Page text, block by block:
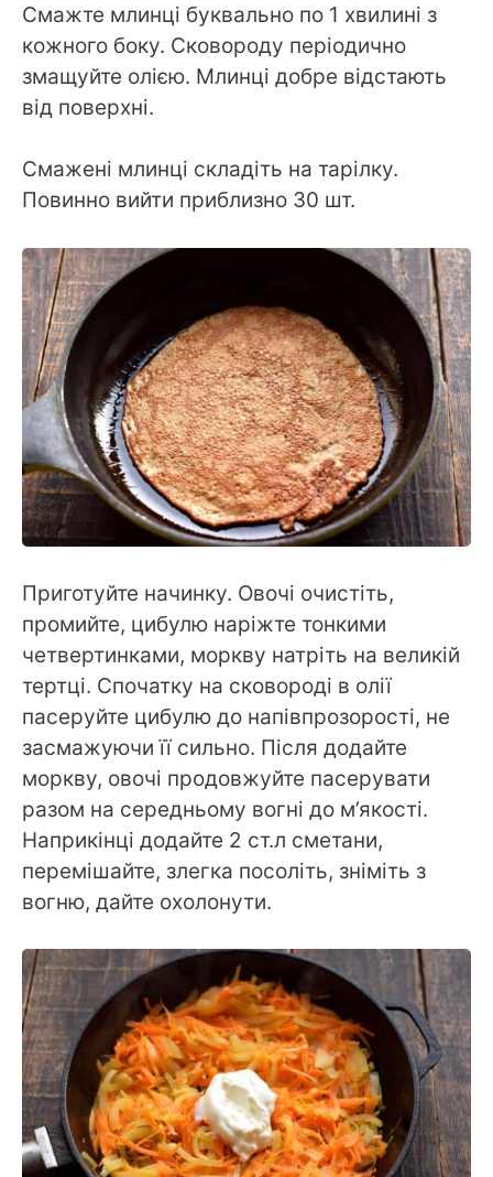
Смажте млинці буквально по 1 хвилині з
кожного боку. Сковороду періодично
змащуйте олією. Млинці добре відстають
від поверхні.
Смажені млинці складіть на тарілку.
Повинно вийти приблизно 30 шт.
Приготуйте начинку. Овочі очистіть,
промийте, цибулю наріжте тонкими
четвертинками, моркву натріть на великій
тертці. Спочатку на сковороді в олії
пасеруйте цибулю до напівпрозорості, не
засмажуючи її сильно. Після додайте
моркву, овочі продовжуйте пасерувати
разом на середньому вогні до м’якості.
Наприкінці додайте 2 ст.л сметани,
перемішайте, злегка посоліть, зніміть з
вогню, дайте охолонути.